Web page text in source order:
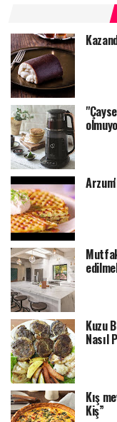
Kuzu
Nasıl
Kış
Kiş”